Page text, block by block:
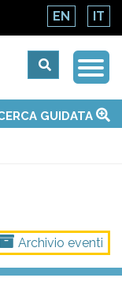
EN IT
GUIDATA
Archivio eventi